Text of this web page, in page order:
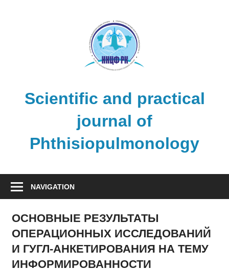
Scientific and practical
journal of
Phthisiopulmonology
NAVIGATION
ОСНОВНЫЕ РЕЗУЛЬТАТЫ
ОПЕРАЦИОННЫХ ИССЛЕДОВАНИЙ
И ГУГЛ-АНКЕТИРОВАНИЯ НА ТЕМУ
ИНФОРМИРОВАННОСТИ